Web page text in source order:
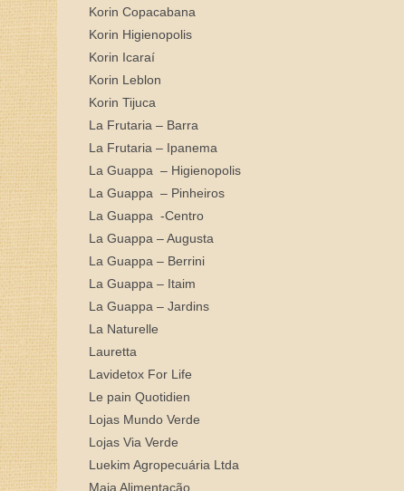
Korin Copacabana
Korin Higienopolis
Korin Icaraí
Korin Leblon
Korin Tijuca
La Frutaria – Barra
La Frutaria – Ipanema
La Guappa – Higienopolis
La Guappa – Pinheiros
La Guappa -Centro
La Guappa – Augusta
La Guappa – Berrini
La Guappa – Itaim
La Guappa – Jardins
La Naturelle
Lauretta
Lavidetox For Life
Le pain Quotidien
Lojas Mundo Verde
Lojas Via Verde
Luekim Agropecuária Ltda
Maia Alimentação